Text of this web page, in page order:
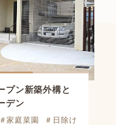
プン新築外構と
デン
＃家庭菜園
＃日除け